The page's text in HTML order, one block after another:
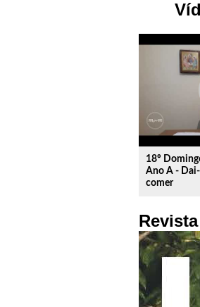
18º
Ano A -
comer